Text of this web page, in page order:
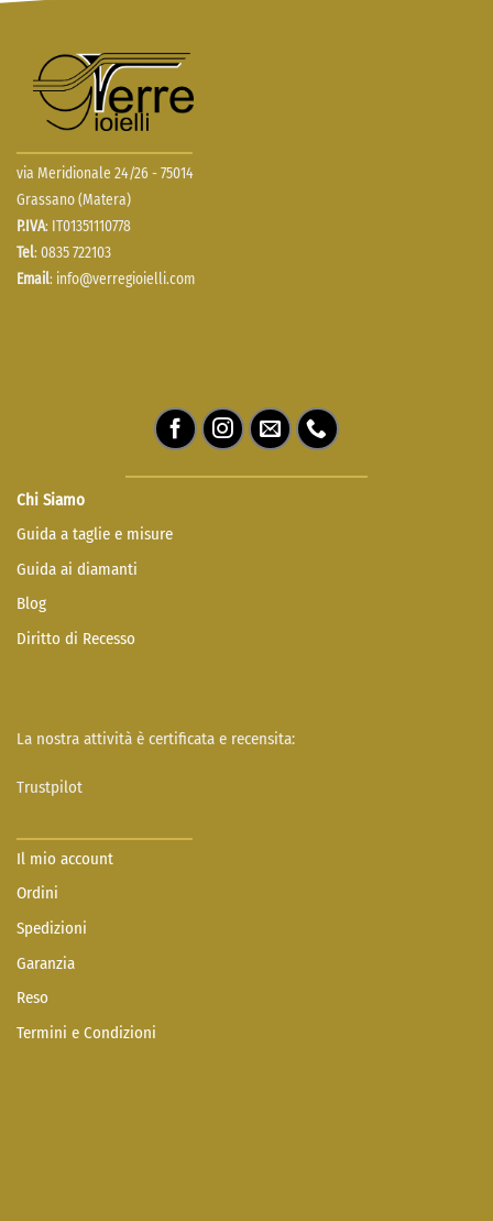
via Meridionale 24/26 - 75014
Grassano (Matera)
P.IVA: IT01351110778
Tel: 0835 722103
Email: info@verregioielli.com
Chi Siamo
Guida a taglie e misure
Guida ai diamanti
Blog
Diritto di Recesso
La nostra attività è certificata e recensita:
Trustpilot
Il mio account
Ordini
Spedizioni
Garanzia
Reso
Termini e Condizioni